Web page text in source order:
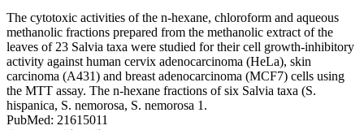
The cytotoxic activities of the n-hexane, chloroform and aqueous
methanolic fractions prepared from the methanolic extract of the
leaves of 23 Salvia taxa were studied for their cell growth-inhibitory
activity against human cervix adenocarcinoma (HeLa), skin
carcinoma (A431) and breast adenocarcinoma (MCF7) cells using
the MTT assay. The n-hexane fractions of six Salvia taxa (S.
hispanica, S. nemorosa, S. nemorosa 1.
PubMed: 21615011